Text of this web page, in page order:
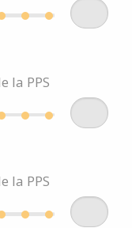
la PPS
la PPS